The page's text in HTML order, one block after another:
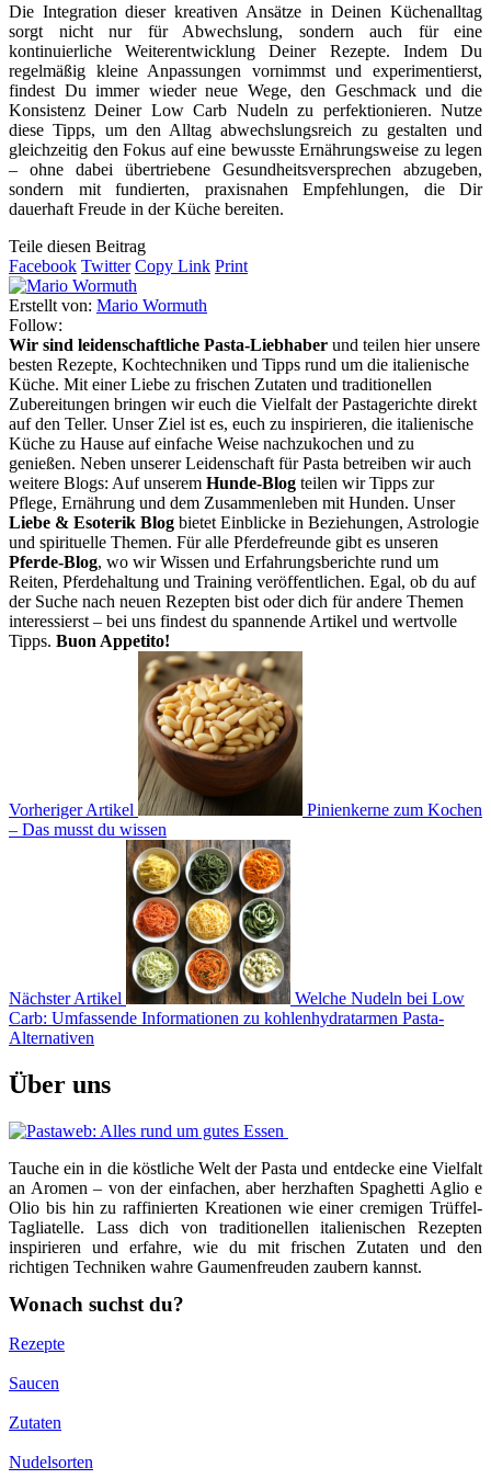
Die Integration dieser kreativen Ansätze in Deinen Küchenalltag
sorgt nicht nur für Abwechslung, sondern auch für eine
kontinuierliche Weiterentwicklung Deiner Rezepte. Indem Du
regelmäßig kleine Anpassungen vornimmst und experimentierst,
findest Du immer wieder neue Wege, den Geschmack und die
Konsistenz Deiner Low Carb Nudeln zu perfektionieren. Nutze
diese Tipps, um den Alltag abwechslungsreich zu gestalten und
gleichzeitig den Fokus auf eine bewusste Ernährungsweise zu legen
– ohne dabei übertriebene Gesundheitsversprechen abzugeben,
sondern mit fundierten, praxisnahen Empfehlungen, die Dir
dauerhaft Freude in der Küche bereiten.
Teile diesen Beitrag
Facebook Twitter Copy Link Print
Erstellt von: Mario Wormuth
Follow:
Wir sind leidenschaftliche Pasta-Liebhaber und teilen hier unsere
besten Rezepte, Kochtechniken und Tipps rund um die italienische
Küche. Mit einer Liebe zu frischen Zutaten und traditionellen
Zubereitungen bringen wir euch die Vielfalt der Pastagerichte direkt
auf den Teller. Unser Ziel ist es, euch zu inspirieren, die italienische
Küche zu Hause auf einfache Weise nachzukochen und zu
genießen. Neben unserer Leidenschaft für Pasta betreiben wir auch
weitere Blogs: Auf unserem Hunde-Blog teilen wir Tipps zur
Pflege, Ernährung und dem Zusammenleben mit Hunden. Unser
Liebe & Esoterik Blog bietet Einblicke in Beziehungen, Astrologie
und spirituelle Themen. Für alle Pferdefreunde gibt es unseren
Pferde-Blog, wo wir Wissen und Erfahrungsberichte rund um
Reiten, Pferdehaltung und Training veröffentlichen. Egal, ob du auf
der Suche nach neuen Rezepten bist oder dich für andere Themen
interessierst – bei uns findest du spannende Artikel und wertvolle
Tipps. Buon Appetito!
Vorheriger Artikel
Pinienkerne zum Kochen
– Das musst du wissen
Nächster Artikel
Welche Nudeln bei Low
Carb: Umfassende Informationen zu kohlenhydratarmen Pasta-
Alternativen
Über uns
Tauche ein in die köstliche Welt der Pasta und entdecke eine Vielfalt
an Aromen – von der einfachen, aber herzhaften Spaghetti Aglio e
Olio bis hin zu raffinierten Kreationen wie einer cremigen Trüffel-
Tagliatelle. Lass dich von traditionellen italienischen Rezepten
inspirieren und erfahre, wie du mit frischen Zutaten und den
richtigen Techniken wahre Gaumenfreuden zaubern kannst.
Wonach suchst du?
Rezepte
Saucen
Zutaten
Nudelsorten